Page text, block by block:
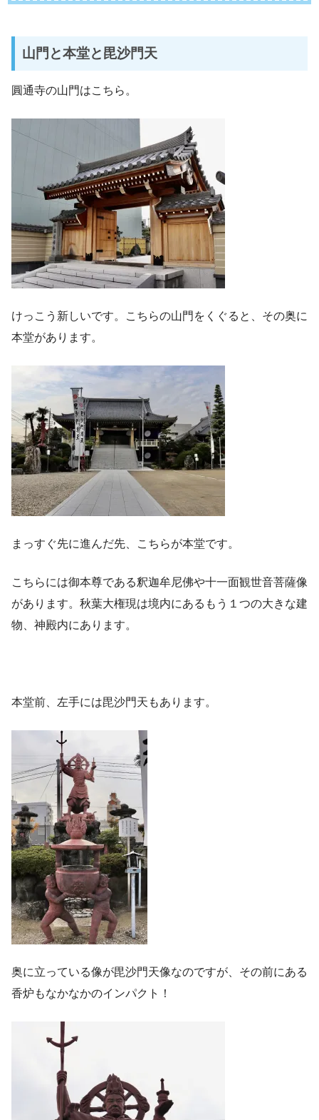
山門と本堂と毘沙門天
圓通寺の山門はこちら。
けっこう新しいです。こちらの山門をくぐると、その奥に
本堂があります。
まっすぐ先に進んだ先、こちらが本堂です。
こちらには御本尊である釈迦牟尼佛や十一面観世音菩薩像
があります。秋葉大権現は境内にあるもう１つの大きな建
物、神殿内にあります。
本堂前、左手には毘沙門天もあります。
奥に立っている像が毘沙門天像なのですが、その前にある
香炉もなかなかのインパクト！